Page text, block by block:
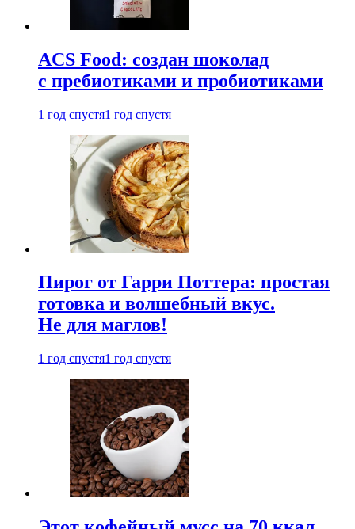
ACS Food: создан шоколад
с пребиотиками и пробиотиками
1 год спустя1 год спустя
Пирог от Гарри Поттера: простая
готовка и волшебный вкус.
Не для маглов!
1 год спустя1 год спустя